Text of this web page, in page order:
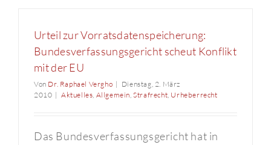
Urteil zur Vorratsdatenspeicherung:
Bundesverfassungsgericht scheut Konflikt
mit der EU
Von Dr. Raphael Vergho | Dienstag, 2. März
2010 | Aktuelles, Allgemein,Strafrecht, Urheberrecht
Das Bundesverfassungsgericht hat in